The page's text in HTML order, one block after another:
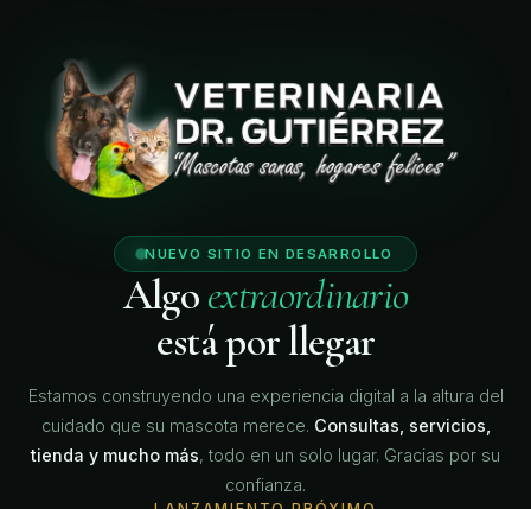
NUEVO SITIO EN DESARROLLO
Algoextraordinario
está por llegar
Estamos construyendo una experiencia digital a la altura del
cuidado que su mascota merece. Consultas, servicios,
tienda y mucho más, todo en un solo lugar. Gracias por su
confianza.